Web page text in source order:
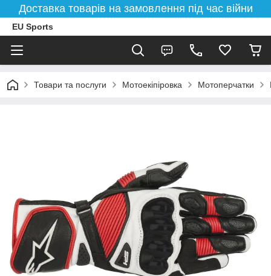
Доставка товарів на замовлення під час війни
EU Sports
Товари та послуги Мотоекіпіровка Мотоперчатки